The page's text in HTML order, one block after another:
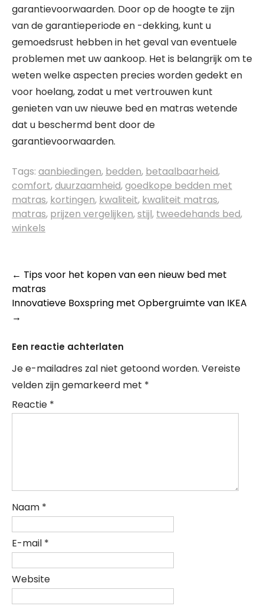
garantievoorwaarden. Door op de hoogte te zijn
van de garantieperiode en -dekking, kunt u
gemoedsrust hebben in het geval van eventuele
problemen met uw aankoop. Het is belangrijk om te
weten welke aspecten precies worden gedekt en
voor hoelang, zodat u met vertrouwen kunt
genieten van uw nieuwe bed en matras wetende
dat u beschermd bent door de
garantievoorwaarden.
Tags: aanbiedingen, bedden, betaalbaarheid,
comfort,duurzaamheid,goedkope bedden met
matras, kortingen, kwaliteit, kwaliteit matras,
matras, prijzen vergelijken,stijl, tweedehands bed,
winkels
Berichtnavigatie
← Tips voor het kopen van een nieuw bed met
matras
Innovatieve Boxspring met Opbergruimte van IKEA
→
Een reactie achterlaten
Je e-mailadres zal niet getoond worden. Vereiste
velden zijn gemarkeerd met *
Reactie *
Naam *
E-mail *
Website